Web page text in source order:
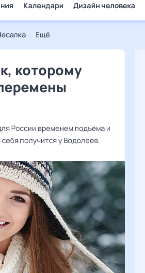
Календари Дизайн человека
Ещё
которому
России временем подъёма и
получится у Водолеев.